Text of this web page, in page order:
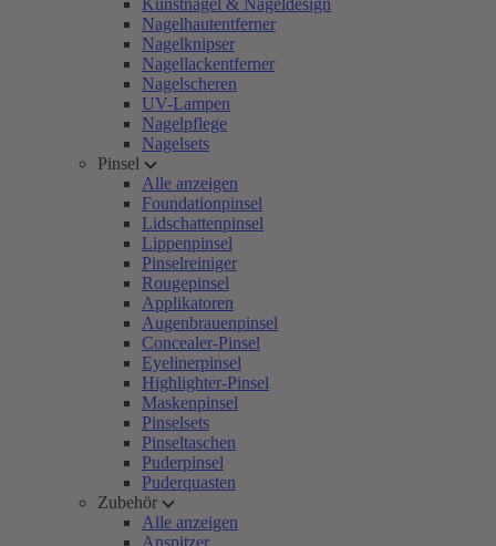
Kunstnägel & Nageldesign
Nagelhautentferner
Nagelknipser
Nagellackentferner
Nagelscheren
UV-Lampen
Nagelpflege
Nagelsets
Pinsel
Alle anzeigen
Foundationpinsel
Lidschattenpinsel
Lippenpinsel
Pinselreiniger
Rougepinsel
Applikatoren
Augenbrauenpinsel
Concealer-Pinsel
Eyelinerpinsel
Highlighter-Pinsel
Maskenpinsel
Pinselsets
Pinseltaschen
Puderpinsel
Puderquasten
Zubehör
Alle anzeigen
Anspitzer